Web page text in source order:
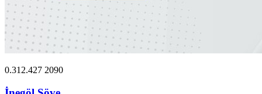
0.312.427 2090